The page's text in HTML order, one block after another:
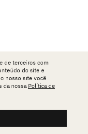
de terceiros com
do site e
nosso site você
da nossa Política de